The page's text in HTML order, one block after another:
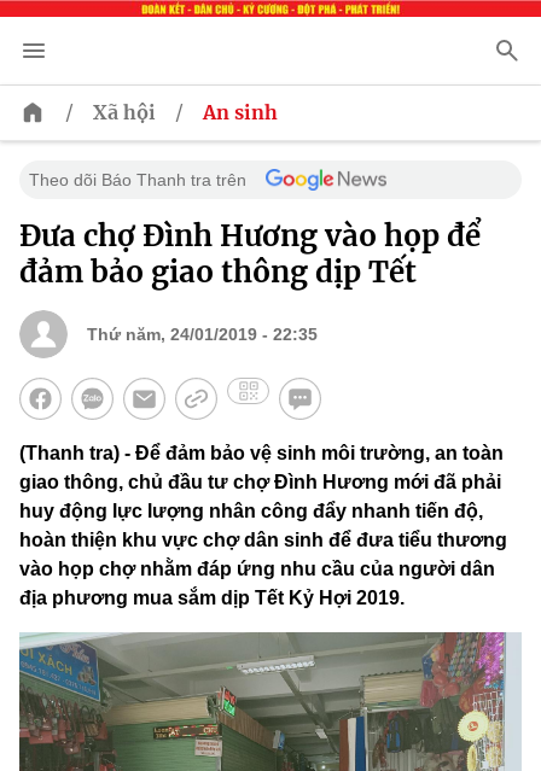
/ Xã hội / An sinh
Theo dõi Báo Thanh tra trên
Đưa chợ Đình Hương vào họp để
đảm bảo giao thông dịp Tết
Thứ năm, 24/01/2019 - 22:35
(Thanh tra) - Để đảm bảo vệ sinh môi trường, an toàn
giao thông, chủ đầu tư chợ Đình Hương mới đã phải
huy động lực lượng nhân công đẩy nhanh tiến độ,
hoàn thiện khu vực chợ dân sinh để đưa tiểu thương
vào họp chợ nhằm đáp ứng nhu cầu của người dân
địa phương mua sắm dịp Tết Kỷ Hợi 2019.